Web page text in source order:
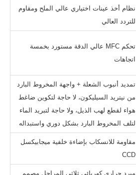
نظام أخذ عينات اختياري عالي الملح ومقاوم
للتردد العالي
تحكم MFC عالي الدقة مستورد بخمسة
اتجاهات
تمديد أنبوب الشعلة + واجهة المخروط البارد
من نيتريد السيليكون، لا حاجة لتكوين ضاغط
هواء لقطع لهب الذيل، ولا حاجة لتبريد الماء
لتلف المخروط البارد بشكل دوري واستبداله
مقاومة للانسكاب بإضاءة خلفية ميجابيكسل
CCD
مبرد حراري كهربائي ثلاثي المراحل مصمم